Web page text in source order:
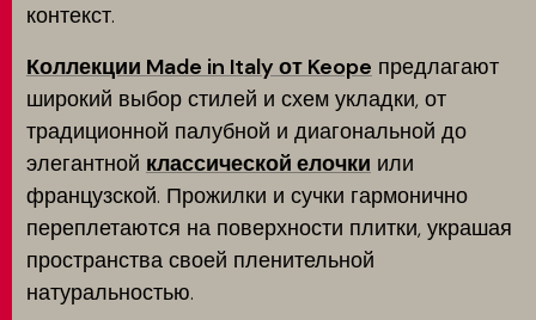
контекст.
Коллекции Made in Italy от Keope предлагают
широкий выбор стилей и схем укладки, от
традиционной палубной и диагональной до
элегантной классической елочки или
французской. Прожилки и сучки гармонично
переплетаются на поверхности плитки, украшая
пространства своей пленительной
натуральностью.